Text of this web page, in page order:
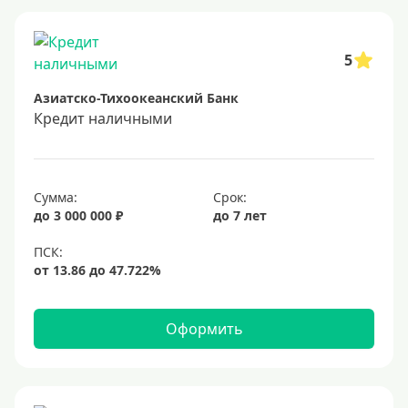
Способы выдачи
Не выходя из дома
С доставкой на дом
Наличными
В долларах США
В евро
Заемщики
5
Азиатско-Тихоокеанский Банк
Кредит наличными
Сумма:
до 3 000 000 ₽
Срок:
до 7 лет
Оформить